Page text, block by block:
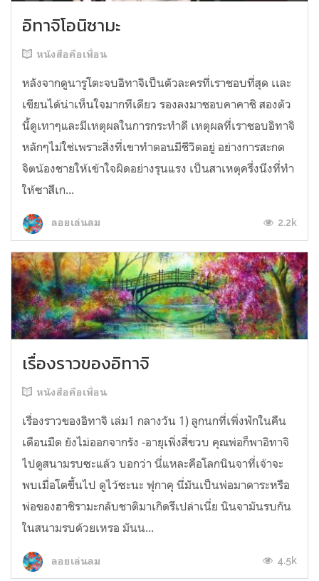
อิทาจิโอนิซามะ
หนังสือคือเพื่อน
หลังจากดูนารูโตะจบอิทาจิเป็นตัวละครที่เราชอบที่สุด เเละ
เขียนได้น่าเห็นใจมากทีเดียว รองลงมาชอบคาคาชิ สองตัว
นี้ดูเทาๆและมีเหตุผลในการกระทำดี เหตุผลที่เราชอบอิทาจิ
หลักๆไม่ใช่เพราะสิ่งที่เขาทำตอนมีชีวิตอยู่ อย่างการสะกด
จิตน้องชายให้เข้าใจผิดอย่างรุนแรง เป็นสาเหตุครึ่งนึงที่ทำ
ให้ซาสึเก...
ลอยเล่นลม 2.2k
เรื่องราวของอิทาจิ
หนังสือคือเพื่อน
เรื่องราวของอิทาจิ เล่ม1 กลางวัน 1) ลูกนกที่เพิ่งฟักในคืน
เดือนมืด ยังไม่ออกจากรัง -อายุเพิ่งสี่ขวบ คุณพ่อก็พาอิทาจิ
ไปดูสนามรบซะแล้ว บอกว่า นี่แหละคือโลกนินจาที่เจ้าจะ
พบเมื่อโตขึ้นไป ดูไว้ซะนะ ฟุกาคุ นี่มันเป็นพ่อมาดาระหรือ
พ่อของฮาชิรามะกลับชาติมาเกิดรึเปล่าเนี่ย นินจามันรบกัน
ในสนามรบด้วยเหรอ มันน...
ลอยเล่นลม 4.5k